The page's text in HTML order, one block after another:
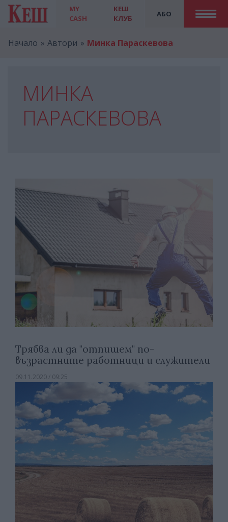
MY
CASH
АБО
КЕШ
КЛУБ
Начало Автори Mинка Параскевова
MИНКА
ПАРАСКЕВОВА
Трябва ли да "отпишем" по-
възрастните работници и служители
09.11.2020 / 09:25